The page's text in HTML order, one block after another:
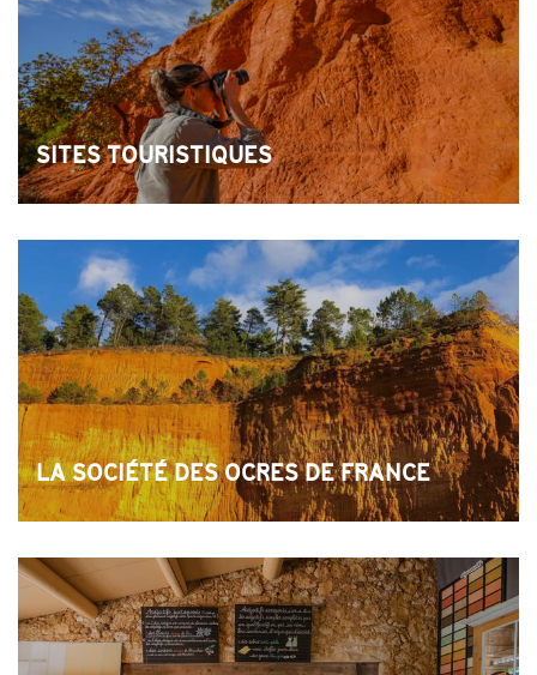
SITES TOURISTIQUES
LA SOCIÉTÉ DES OCRES DE FRANCE